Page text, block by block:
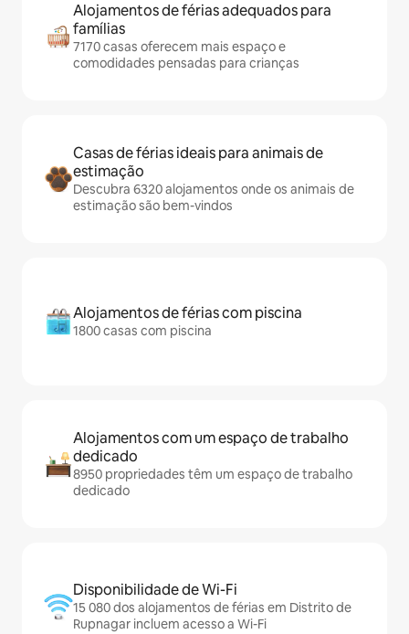
Alojamentos de férias adequados para
famílias
7170 casas oferecem mais espaço e
comodidades pensadas para crianças
Casas de férias ideais para animais de
estimação
Descubra 6320 alojamentos onde os animais de
estimação são bem-vindos
Alojamentos de férias com piscina
1800 casas com piscina
Alojamentos com um espaço de trabalho
dedicado
8950 propriedades têm um espaço de trabalho
dedicado
Disponibilidade de Wi-Fi
15 080 dos alojamentos de férias em Distrito de
Rupnagar incluem acesso a Wi-Fi